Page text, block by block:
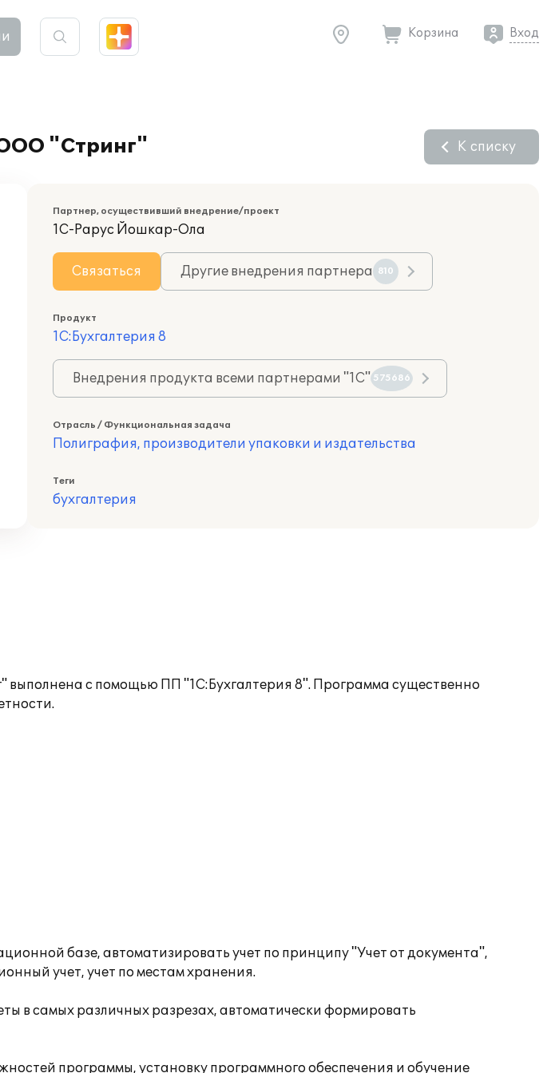
Корзина Вход
"Стринг" К списку
Партнер, осуществивший внедрение/проект
1С-Рарус Йошкар-Ола
Связаться Другие внедрения партнера 810
Продукт
1С:Бухгалтерия 8
Внедрения продукта всеми партнерами "1С" 575686
Отрасль / Функциональная задача
Полиграфия, производители упаковки и издательства
Теги
бухгалтерия
выполнена с помощью ПП "1С:Бухгалтерия 8". Программа существенно
базе, автоматизировать учет по принципу "Учет от документа",
учет, учет по местам хранения.
в самых различных разрезах, автоматически формировать
программы, установку программного обеспечения и обучение